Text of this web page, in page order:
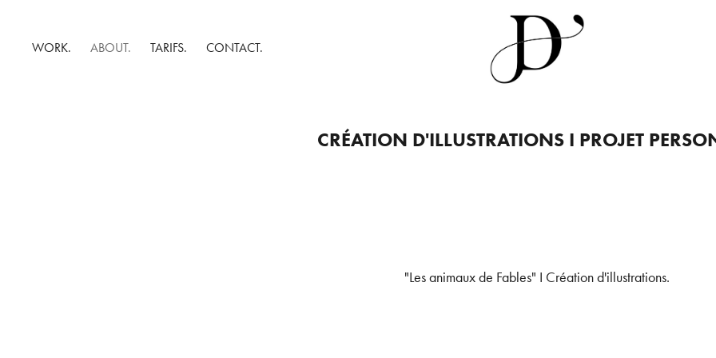
WORK. ABOUT. TARIFS. CONTACT.
CRÉATION D'ILLUSTRATIONS I PROJET
"Les animaux de Fables" I Création d'illustrations.